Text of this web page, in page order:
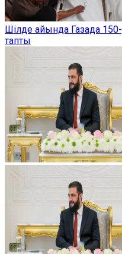
Шілде айында Газада
тапты